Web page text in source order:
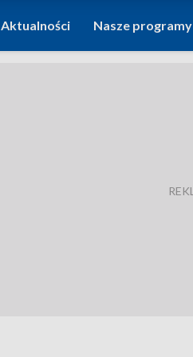
Aktualności Nasze programy